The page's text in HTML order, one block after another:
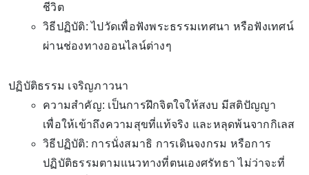
ชีวิต
วิธีปฏิบัติ: ไปวัดเพื่อฟังพระธรรมเทศนา หรือฟังเทศน์
ผ่านช่องทางออนไลน์ต่างๆ
ปฏิบัติธรรม เจริญภาวนา
ความสำคัญ: เป็นการฝึกจิตใจให้สงบ มีสติปัญญา
เพื่อให้เข้าถึงความสุขที่แท้จริง และหลุดพ้นจากกิเลส
วิธีปฏิบัติ: การนั่งสมาธิ การเดินจงกรม หรือการ
ปฏิบัติธรรมตามแนวทางที่ตนเองศรัทธา ไม่ว่าจะที่